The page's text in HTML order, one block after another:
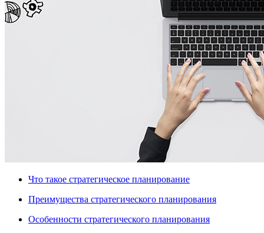
Что такое стратегическое планирование
Преимущества стратегического планирования
Особенности стратегического планирования